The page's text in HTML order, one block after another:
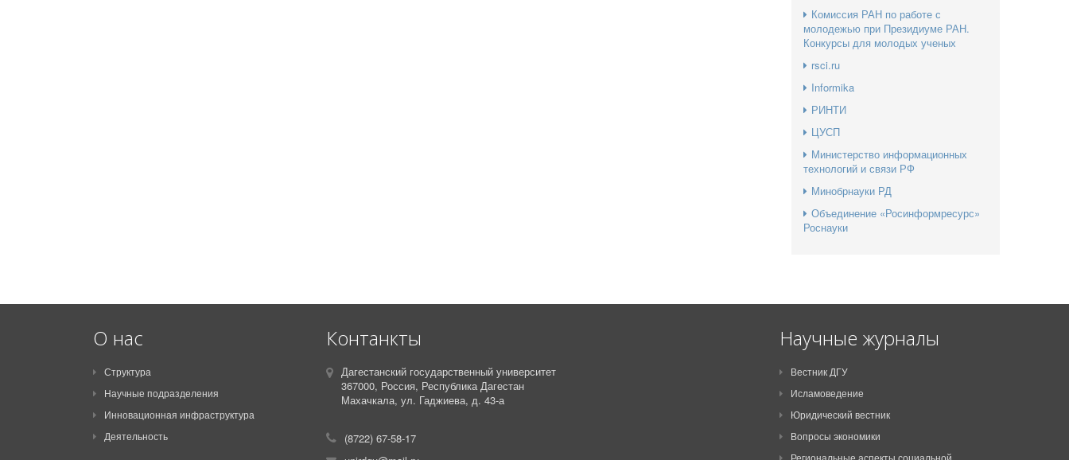
Комиссия РАН по работе с
молодежью при Президиуме РАН.
Конкурсы для молодых ученых
rsci.ru
Informika
РИНТИ
ЦУСП
Министерство информационных
технологий и связи РФ
Минобрнауки РД
Объединение «Росинформресурс»
Роснауки
О нас
Структура
Научные подразделения
Инновационная инфраструктура
Деятельность
Контанкты
Дагестанский государственный университет
367000, Россия, Республика Дагестан
Махачкала, ул. Гаджиева, д. 43-а
(8722) 67-58-17
Научные журналы
Вестник ДГУ
Исламоведение
Юридический вестник
Вопросы экономики
Региональные аспекты социальной